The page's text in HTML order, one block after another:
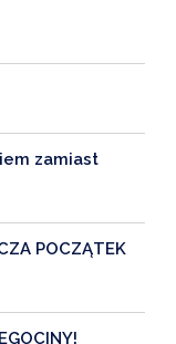
zamiast
POCZĄTEK